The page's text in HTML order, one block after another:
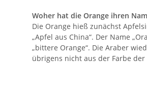
Woher hat die Orange ihren
Die Orange hieß zunächst
„Apfel aus China“. Der Name
„bittere Orange“. Die Araber
übrigens nicht aus der Farbe